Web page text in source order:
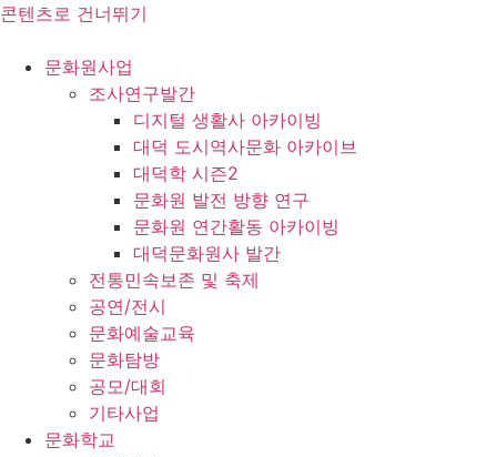
콘텐츠로 건너뛰기
문화원사업
조사연구발간
디지털 생활사 아카이빙
대덕 도시역사문화 아카이브
대덕학 시즌2
문화원 발전 방향 연구
문화원 연간활동 아카이빙
대덕문화원사 발간
전통민속보존 및 축제
공연/전시
문화예술교육
문화탐방
공모/대회
기타사업
문화학교